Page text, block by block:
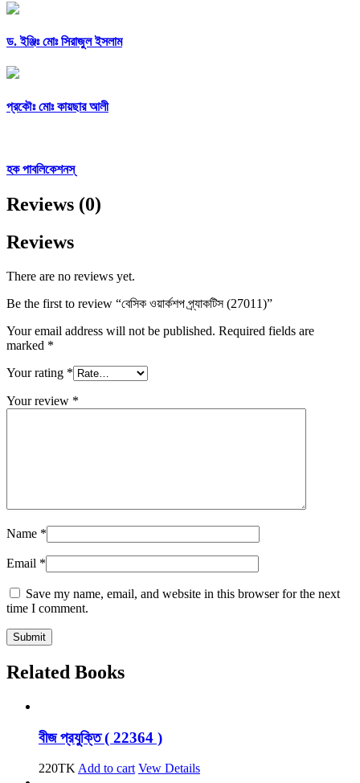
ড. ইঞ্জিঃ মোঃ সিরাজুল ইসলাম
প্রকৌঃ মোঃ কায়ছার আলী
হক পাবলিকেশনস্
Reviews (0)
Reviews
There are no reviews yet.
Be the first to review “বেসিক ওয়ার্কশপ প্র্যাকটিস (27011)”
Your email address will not be published. Required fields are
marked *
Your rating *
Your review *
Name *
Email *
Save my name, email, and website in this browser for the next
time I comment.
Related Books
বীজ প্রযুক্তি ( 22364 )
220TK Add to cart Vew Details